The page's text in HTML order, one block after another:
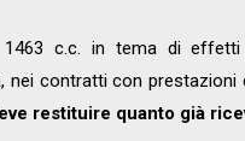
1463 c.c. in tema di
nei contratti con prestazioni
restituire quanto già